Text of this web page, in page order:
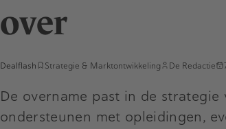
over
Dealflash Strategie & Marktontwikkeling De Redactie
De overname past in de
ondersteunen met opleidingen,